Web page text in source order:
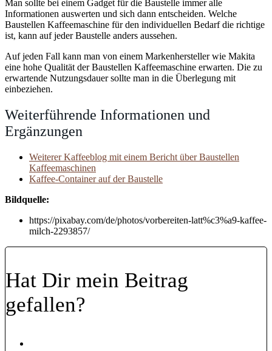
Man sollte bei einem Gadget für die Baustelle immer alle
Informationen auswerten und sich dann entscheiden. Welche
Baustellen Kaffeemaschine für den individuellen Bedarf die richtige
ist, kann auf jeder Baustelle anders aussehen.
Auf jeden Fall kann man von einem Markenhersteller wie Makita
eine hohe Qualität der Baustellen Kaffeemaschine erwarten. Die zu
erwartende Nutzungsdauer sollte man in die Überlegung mit
einbeziehen.
Weiterführende Informationen und
Ergänzungen
Weiterer Kaffeeblog mit einem Bericht über Baustellen
Kaffeemaschinen
Kaffee-Container auf der Baustelle
Bildquelle:
https://pixabay.com/de/photos/vorbereiten-latt%c3%a9-kaffee-
milch-2293857/
Hat Dir mein Beitrag
gefallen?